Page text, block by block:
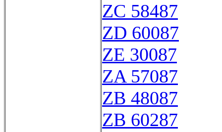
ZC 58487
ZD 60087
ZE 30087
ZA 57087
ZB 48087
ZB 60287